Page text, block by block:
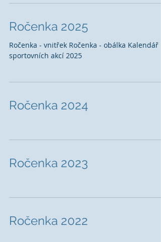
Ročenka 2025
Ročenka - vnitřek Ročenka - obálka Kalendář
sportovních akcí 2025
Ročenka 2024
Ročenka 2023
Ročenka 2022